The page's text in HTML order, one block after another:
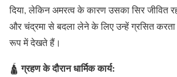
दिया, लेकिन अमरत्व के कारण उसका सिर जीवित
और चंद्रमा से बदला लेने के लिए उन्हें ग्रसित
रूप में देखते हैं।
🛕ग्रहण के दौरान धार्मिक कार्य: